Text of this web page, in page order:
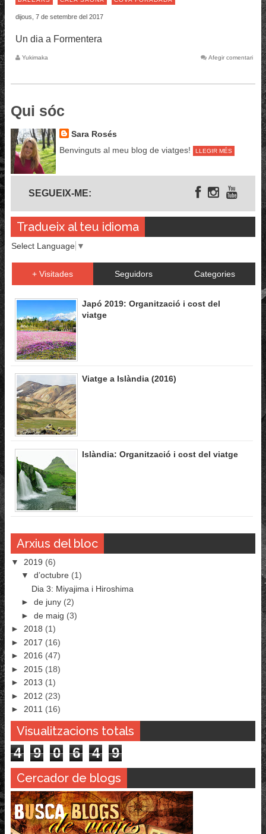
dijous, 7 de setembre del 2017
Un dia a Formentera
Yukimaka Afegir comentari
Qui sóc
Sara Rosés
Benvinguts al meu blog de viatges!
LLEGIR MÉS
SEGUEIX-ME:
Tradueix al teu idioma
Select Language ▼
+ Visitades Seguidors Categories
Japó 2019: Organització i cost del
viatge
Viatge a Islàndia (2016)
Islàndia: Organització i cost del viatge
Arxius del bloc
▼ 2019 (6)
▼ d’octubre (1)
Dia 3: Miyajima i Hiroshima
► de juny (2)
► de maig (3)
► 2018 (1)
► 2017 (16)
► 2016 (47)
► 2015 (18)
► 2013 (1)
► 2012 (23)
► 2011 (16)
Visualitzacions totals
4 9 0 6 4 9
Cercador de blogs